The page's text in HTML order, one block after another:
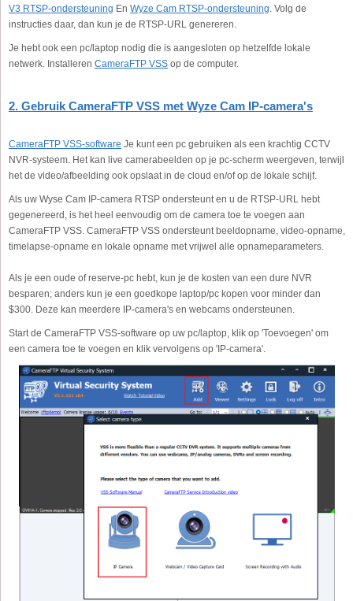
V3 RTSP-ondersteuning En Wyze Cam RTSP-ondersteuning. Volg de
instructies daar, dan kun je de RTSP-URL genereren.
Je hebt ook een pc/laptop nodig die is aangesloten op hetzelfde lokale
netwerk. Installeren CameraFTP VSS op de computer.
2. Gebruik CameraFTP VSS met Wyze Cam IP-camera's
CameraFTP VSS-software Je kunt een pc gebruiken als een krachtig CCTV
NVR-systeem. Het kan live camerabeelden op je pc-scherm weergeven, terwijl
het de video/afbeelding ook opslaat in de cloud en/of op de lokale schijf.
Als uw Wyse Cam IP-camera RTSP ondersteunt en u de RTSP-URL hebt
gegenereerd, is het heel eenvoudig om de camera toe te voegen aan
CameraFTP VSS. CameraFTP VSS ondersteunt beeldopname, video-opname,
timelapse-opname en lokale opname met vrijwel alle opnameparameters.
Als je een oude of reserve-pc hebt, kun je de kosten van een dure NVR
besparen; anders kun je een goedkope laptop/pc kopen voor minder dan
$300. Deze kan meerdere IP-camera's en webcams ondersteunen.
Start de CameraFTP VSS-software op uw pc/laptop, klik op 'Toevoegen' om
een camera toe te voegen en klik vervolgens op 'IP-camera'.